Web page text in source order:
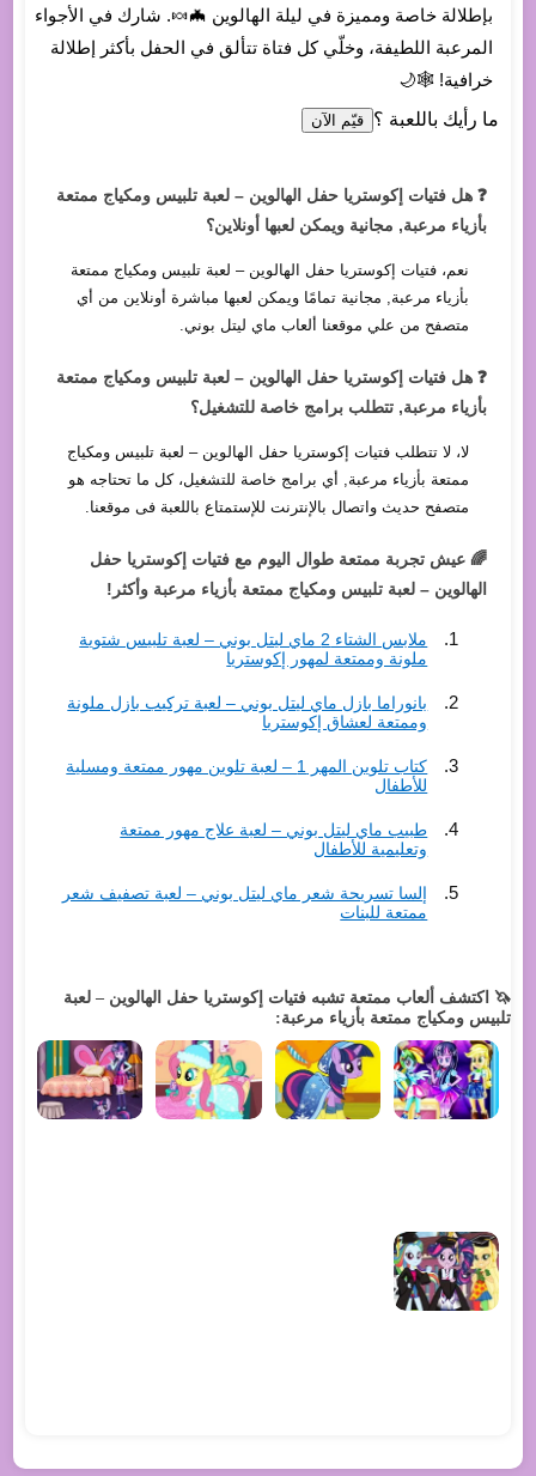
بإطلالة خاصة ومميزة في ليلة الهالوين 🦇🍬. شارك في الأجواء
المرعبة اللطيفة، وخلّي كل فتاة تتألق في الحفل بأكثر إطلالة
خرافية! 🕸️🌙
ما رأيك باللعبة ؟ قيّم الآن
❓ هل فتيات إكوستريا حفل الهالوين – لعبة تلبيس ومكياج ممتعة
بأزياء مرعبة, مجانية ويمكن لعبها أونلاين؟
نعم، فتيات إكوستريا حفل الهالوين – لعبة تلبيس ومكياج ممتعة
بأزياء مرعبة, مجانية تمامًا ويمكن لعبها مباشرة أونلاين من أي
متصفح من علي موقعنا ألعاب ماي ليتل بوني.
❓ هل فتيات إكوستريا حفل الهالوين – لعبة تلبيس ومكياج ممتعة
بأزياء مرعبة, تتطلب برامج خاصة للتشغيل؟
لا، لا تتطلب فتيات إكوستريا حفل الهالوين – لعبة تلبيس ومكياج
ممتعة بأزياء مرعبة, أي برامج خاصة للتشغيل، كل ما تحتاجه هو
متصفح حديث واتصال بالإنترنت للإستمتاع باللعبة فى موقعنا.
🌈 عيش تجربة ممتعة طوال اليوم مع فتيات إكوستريا حفل
الهالوين – لعبة تلبيس ومكياج ممتعة بأزياء مرعبة وأكثر!
ملابس الشتاء 2 ماي ليتل بوني – لعبة تلبيس شتوية
ملونة وممتعة لمهور إكوستريا
بانوراما بازل ماي ليتل بوني – لعبة تركيب بازل ملونة
وممتعة لعشاق إكوستريا
كتاب تلوين المهر 1 – لعبة تلوين مهور ممتعة ومسلية
للأطفال
طبيب ماي ليتل بوني – لعبة علاج مهور ممتعة
وتعليمية للأطفال
إلسا تسريحة شعر ماي ليتل بوني – لعبة تصفيف شعر
ممتعة للبنات
🦄 اكتشف ألعاب ممتعة تشبه فتيات إكوستريا حفل الهالوين – لعبة
تلبيس ومكياج ممتعة بأزياء مرعبة: